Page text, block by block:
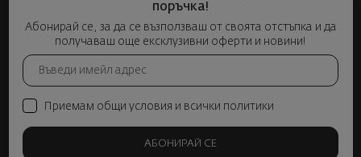
поръчка!
Абонирай се, за да се възползваш от своята отстъпка и да
получаваш още ексклузивни оферти и новини!
Приемам общи условия и всички политики
АБОНИРАЙ СЕ